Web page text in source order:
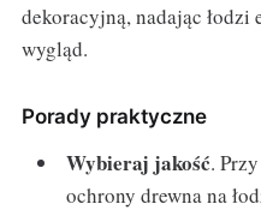
dekoracyjną, nadając łodzi
wygląd.
Porady praktyczne
Wybieraj jakość.
ochrony drewna na